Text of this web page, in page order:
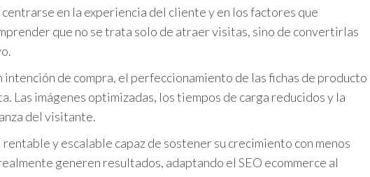
en la experiencia del cliente y en los factores que
que no se trata solo de atraer visitas, sino de convertirlas
de compra, el perfeccionamiento de las fichas de producto
Las imágenes optimizadas, los tiempos de carga reducidos y la
del visitante.
y escalable capaz de sostener su crecimiento con menos
generen resultados, adaptando el SEO ecommerce al